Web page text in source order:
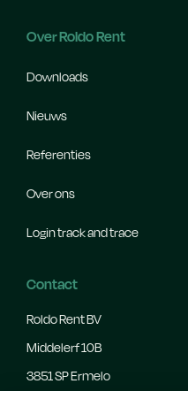
Over Roldo Rent
Downloads
Nieuws
Referenties
Over ons
Login track and trace
Contact
Roldo Rent BV
Middelerf 10B
3851 SP Ermelo